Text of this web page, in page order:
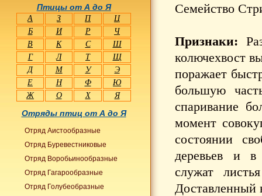
Семейство
Признаки:
колючехвост
поражает
большую
спаривание
момент
состоянии
деревьев и в
служат
Доставленный
Птицы от А до Я
А З П
Ц
Б
И Р
Ч
В
К С
Ш
Г
Л Т
Щ
Д
М У
Э
Е
Н Ф
Ю
Ж
О Х Я
Отряды птиц от А до Я
Отряд Аистообразные
Отряд Буревестниковые
Отряд Воробьинообразные
Отряд Гагарообразные
Отряд Голубеобразные